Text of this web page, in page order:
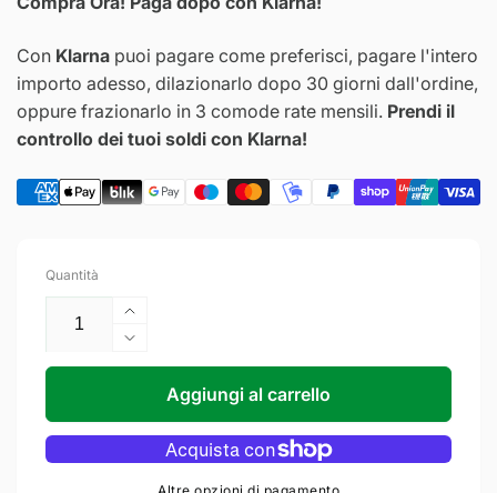
Con Klarna puoi pagare come preferisci, pagare l'intero
importo adesso, dilazionarlo dopo 30 giorni dall'ordine,
oppure frazionarlo in 3 comode rate mensili. Prendi il
controllo dei tuoi soldi con Klarna!
Quantità
Aumenta
quantità
per
Omec
Elettrica
di
sicurezza
Diminuisci
quantità
Omec
Serrature
Elettrica
Aggiungi al carrello